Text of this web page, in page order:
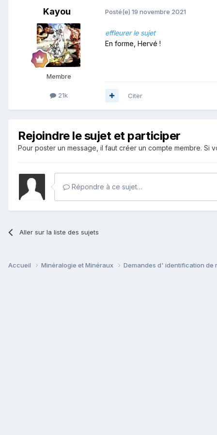
Kayou
Membre
21k
Posté(e) 19 novembre 2021
effleurer le sujet
En forme, Hervé !
Citer
Rejoindre le sujet et participer
Pour poster un message, il faut créer un compte membre. Si
Répondre à ce sujet…
Aller sur la liste des sujets
Accueil Minéralogie et Minéraux Demandes d' identification de